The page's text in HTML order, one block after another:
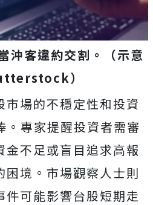
沖客違約交割。
（示意
）
市場的不穩定性和投資
。專家提醒投資者需審
金不足或盲目追求高報
境。市場觀察人士則
可能影響台股短期走